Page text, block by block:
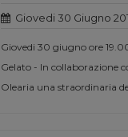
Giovedi 30 Giugno
Giovedi 30 giugno ore
Gelato - In collaborazione
Olearia una straordinaria